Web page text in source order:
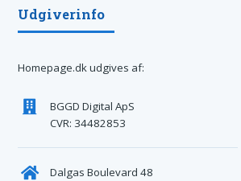
Udgiverinfo
Homepage.dk udgives af:
BGGD Digital ApS
CVR: 34482853
Dalgas Boulevard 48